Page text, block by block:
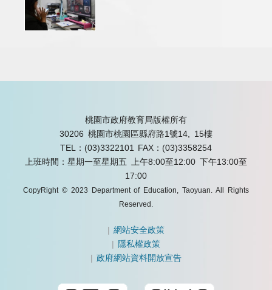
桃園市政府教育局版權所有
30206 桃園市桃園區縣府路1號14, 15樓
TEL：(03)3322101 FAX：(03)3358254
上班時間：星期一至星期五 上午8:00至12:00 下午13:00至
17:00
CopyRight © 2023 Department of Education, Taoyuan. All Rights
Reserved.
|網站安全政策
| 隱私權政策
|政府網站資料開放宣告